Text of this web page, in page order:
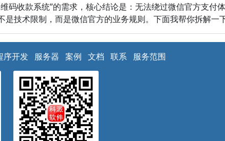
码收款系统”的需求，核心结论是：无法绕过微信官方支付
技术限制，而是微信官方的业务规则。下面我帮你拆解一
序开发 服务器 案例 文档 联系 服务范围